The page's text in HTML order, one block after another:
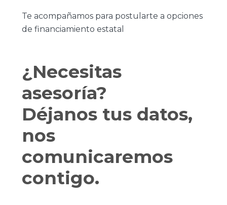
Te acompañamos para postularte a opciones
de financiamiento estatal
¿Necesitas
asesoría?
Déjanos tus datos,
nos
comunicaremos
contigo.